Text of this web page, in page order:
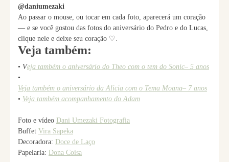
@daniumezaki
Ao passar o mouse, ou tocar em cada foto, aparecerá um coração
— e se você gostou das fotos do aniversário do Pedro e do Lucas,
clique nele e deixe seu coração ♡.
Veja também:
• Veja também o aniversário do Theo com o tem do Sonic– 5 anos
•
Veja também o aniversário da Alicia com o Tema Moana– 7 anos
• Veja também acompanhamento do Adam
Foto e vídeo Dani Umezaki Fotografia
Buffet Vira Sapeka
Decoradora: Doce de Laço
Papelaria: Dona Coisa